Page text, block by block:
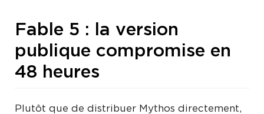
Fable 5 : la version
publique compromise en
48 heures
Plutôt que de distribuer Mythos directement,